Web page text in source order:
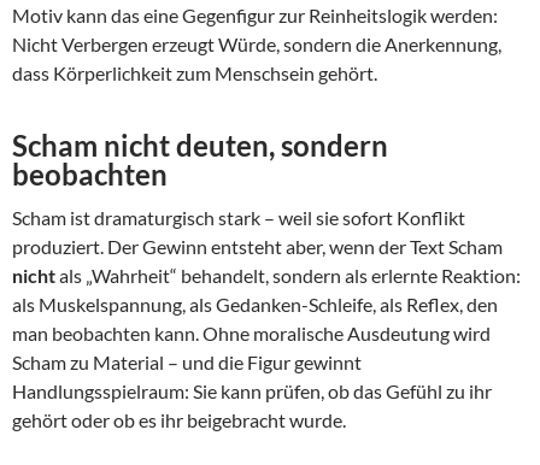
Motiv kann das eine Gegenfigur zur Reinheitslogik werden:
Nicht Verbergen erzeugt Würde, sondern die Anerkennung,
dass Körperlichkeit zum Menschsein gehört.
Scham nicht deuten, sondern
beobachten
Scham ist dramaturgisch stark – weil sie sofort Konflikt
produziert. Der Gewinn entsteht aber, wenn der Text Scham
nichtals „Wahrheit“ behandelt, sondern als erlernte Reaktion:
als Muskelspannung, als Gedanken-Schleife, als Reflex, den
man beobachten kann. Ohne moralische Ausdeutung wird
Scham zu Material – und die Figur gewinnt
Handlungsspielraum: Sie kann prüfen, ob das Gefühl zu ihr
gehört oder ob es ihr beigebracht wurde.